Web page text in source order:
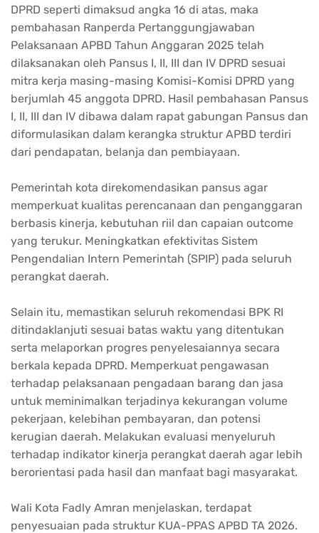
DPRD seperti dimaksud angka 16 di atas, maka
pembahasan Ranperda Pertanggungjawaban
Pelaksanaan APBD Tahun Anggaran 2025 telah
dilaksanakan oleh Pansus I, II, III dan IV DPRD sesuai
mitra kerja masing-masing Komisi-Komisi DPRD yang
berjumlah 45 anggota DPRD. Hasil pembahasan Pansus
I, II, III dan IV dibawa dalam rapat gabungan Pansus dan
diformulasikan dalam kerangka struktur APBD terdiri
dari pendapatan, belanja dan pembiayaan.
Pemerintah kota direkomendasikan pansus agar
memperkuat kualitas perencanaan dan penganggaran
berbasis kinerja, kebutuhan riil dan capaian outcome
yang terukur. Meningkatkan efektivitas Sistem
Pengendalian Intern Pemerintah (SPIP) pada seluruh
perangkat daerah.
Selain itu, memastikan seluruh rekomendasi BPK RI
ditindaklanjuti sesuai batas waktu yang ditentukan
serta melaporkan progres penyelesaiannya secara
berkala kepada DPRD. Memperkuat pengawasan
terhadap pelaksanaan pengadaan barang dan jasa
untuk meminimalkan terjadinya kekurangan volume
pekerjaan, kelebihan pembayaran, dan potensi
kerugian daerah. Melakukan evaluasi menyeluruh
terhadap indikator kinerja perangkat daerah agar lebih
berorientasi pada hasil dan manfaat bagi masyarakat.
Wali Kota Fadly Amran menjelaskan, terdapat
penyesuaian pada struktur KUA-PPAS APBD TA 2026.